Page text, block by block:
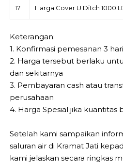
17 Harga Cover U Ditch 1000
Keterangan:
1. Konfirmasi pemesanan 3
2. Harga tersebut berlaku
dan sekitarnya
3. Pembayaran cash atau
perusahaan
4. Harga Spesial jika kuantitas
Setelah kami sampaikan
saluran air di Kramat Jati
kami jelaskan secara ringkas